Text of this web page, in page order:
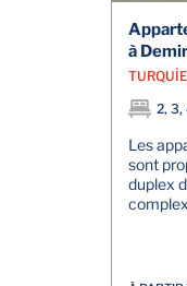
à
2, 3,
Les
sont
duplex